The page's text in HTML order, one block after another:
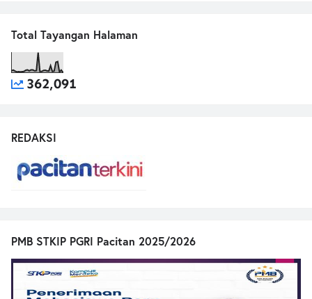
Total Tayangan Halaman
362,091
REDAKSI
PMB STKIP PGRI Pacitan 2025/2026